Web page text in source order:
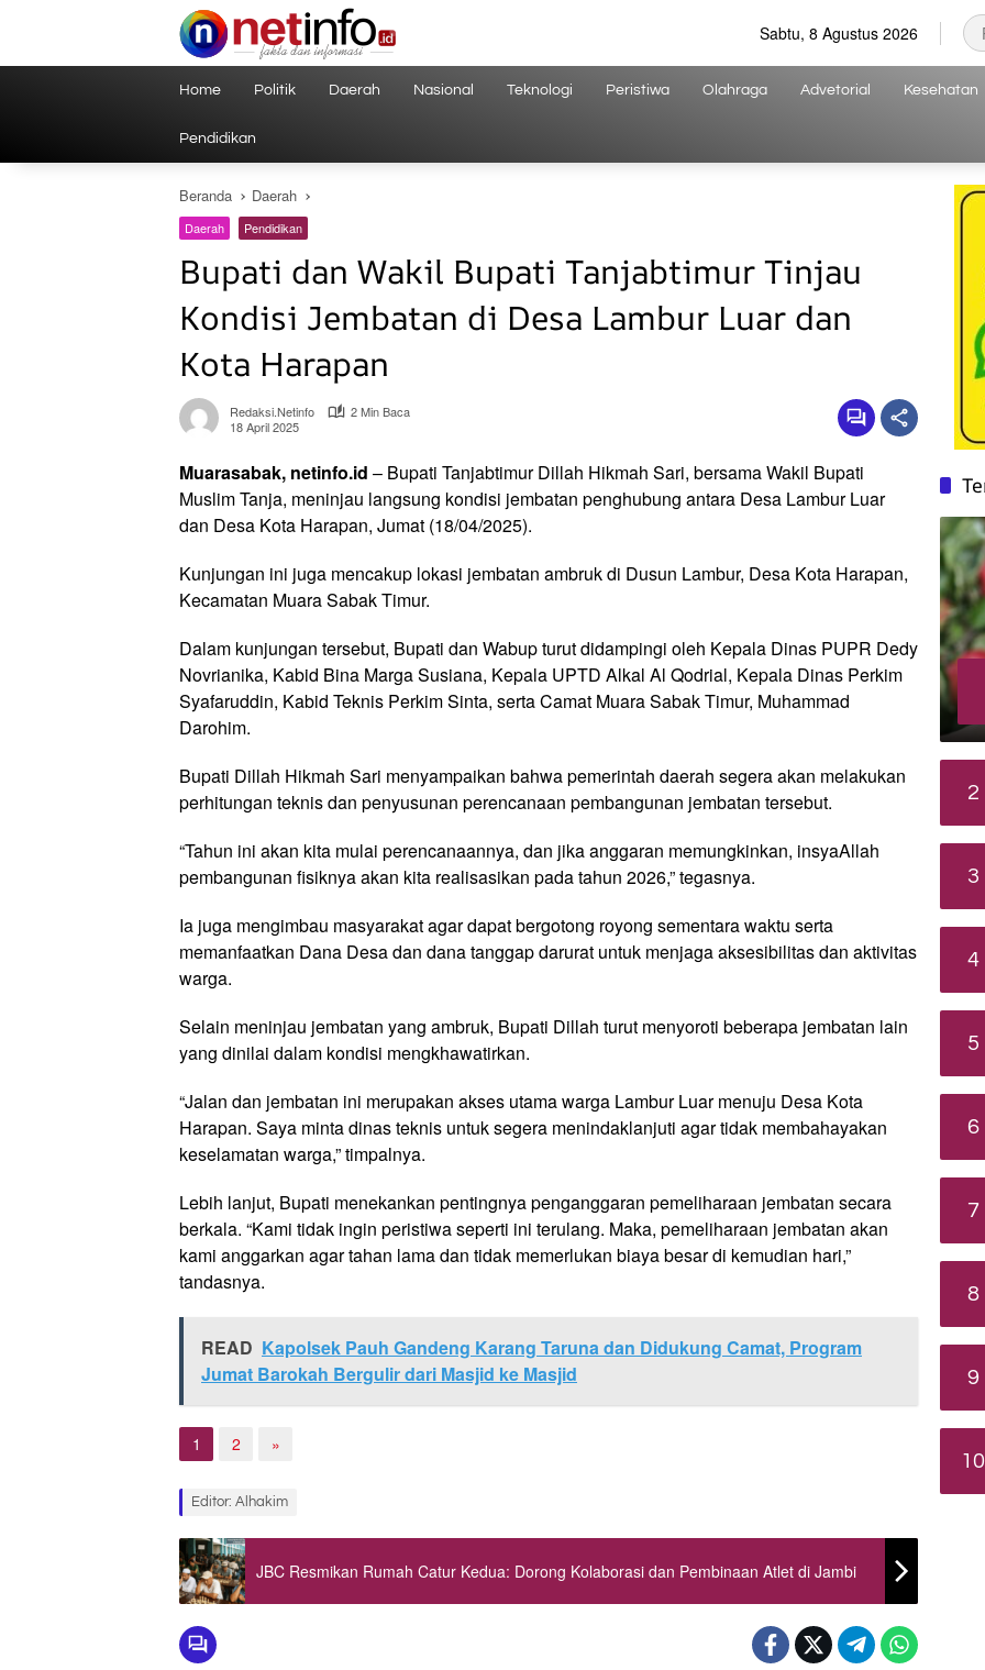
Sabtu, 8 Agustus 2026
Home Politik Daerah Nasional Teknologi Peristiwa Olahraga Advetorial Kesehatan
Pendidikan
Beranda Daerah
Daerah Pendidikan
Bupati dan Wakil Bupati Tanjabtimur Tinjau
Kondisi Jembatan di Desa Lambur Luar dan
Kota Harapan
Redaksi.netinfo
2 Min Baca
18 April 2025
Muarasabak, netinfo.id – Bupati Tanjabtimur Dillah Hikmah Sari, bersama Wakil Bupati
Muslim Tanja, meninjau langsung kondisi jembatan penghubung antara Desa Lambur Luar
dan Desa Kota Harapan, Jumat (18/04/2025).
Kunjungan ini juga mencakup lokasi jembatan ambruk di Dusun Lambur, Desa Kota Harapan,
Kecamatan Muara Sabak Timur.
Dalam kunjungan tersebut, Bupati dan Wabup turut didampingi oleh Kepala Dinas PUPR Dedy
Novrianika, Kabid Bina Marga Susiana, Kepala UPTD Alkal Al Qodrial, Kepala Dinas Perkim
Syafaruddin, Kabid Teknis Perkim Sinta, serta Camat Muara Sabak Timur, Muhammad
Darohim.
Bupati Dillah Hikmah Sari menyampaikan bahwa pemerintah daerah segera akan melakukan
perhitungan teknis dan penyusunan perencanaan pembangunan jembatan tersebut.
“Tahun ini akan kita mulai perencanaannya, dan jika anggaran memungkinkan, insyaAllah
pembangunan fisiknya akan kita realisasikan pada tahun 2026,” tegasnya.
Ia juga mengimbau masyarakat agar dapat bergotong royong sementara waktu serta
memanfaatkan Dana Desa dan dana tanggap darurat untuk menjaga aksesibilitas dan aktivitas
warga.
Selain meninjau jembatan yang ambruk, Bupati Dillah turut menyoroti beberapa jembatan lain
yang dinilai dalam kondisi mengkhawatirkan.
“Jalan dan jembatan ini merupakan akses utama warga Lambur Luar menuju Desa Kota
Harapan. Saya minta dinas teknis untuk segera menindaklanjuti agar tidak membahayakan
keselamatan warga,” timpalnya.
Lebih lanjut, Bupati menekankan pentingnya penganggaran pemeliharaan jembatan secara
berkala. “Kami tidak ingin peristiwa seperti ini terulang. Maka, pemeliharaan jembatan akan
kami anggarkan agar tahan lama dan tidak memerlukan biaya besar di kemudian hari,”
tandasnya.
READ Kapolsek Pauh Gandeng Karang Taruna dan Didukung Camat, Program
Jumat Barokah Bergulir dari Masjid ke Masjid
1 2 »
Editor: Alhakim
JBC Resmikan Rumah Catur Kedua: Dorong Kolaborasi dan Pembinaan Atlet di Jambi
2
3
4
5
6
7
8
9
10